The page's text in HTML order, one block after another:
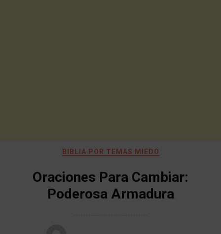
BIBLIA POR TEMAS MIEDO
Oraciones Para Cambiar:
Poderosa Armadura